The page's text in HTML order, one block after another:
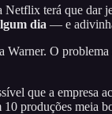
terá que dar
dia — e
O
que a empresa
produções meia